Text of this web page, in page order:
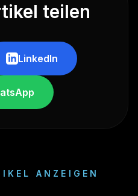
teilen
LinkedIn
ANZEIGEN